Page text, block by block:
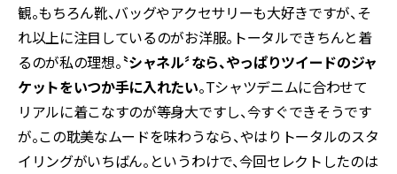
観。もちろん靴、バッグやアクセサリーも大好きですが、そ
れ以上に注目しているのがお洋服。トータルできちんと着
るのが私の理想。〝シャネル〞なら、やっぱりツイードのジャ
ケットをいつか手に入れたい。Tシャツデニムに合わせて
リアルに着こなすのが等身大ですし、今すぐできそうです
が。この耽美なムードを味わうなら、やはりトータルのスタ
イリングがいちばん。というわけで、今回セレクトしたのは